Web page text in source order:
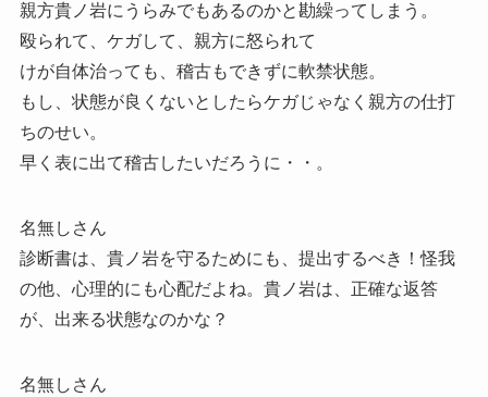
親方貴ノ岩にうらみでもあるのかと勘繰ってしまう。
殴られて、ケガして、親方に怒られて
けが自体治っても、稽古もできずに軟禁状態。
もし、状態が良くないとしたらケガじゃなく親方の仕打
ちのせい。
早く表に出て稽古したいだろうに・・。
名無しさん
診断書は、貴ノ岩を守るためにも、提出するべき！怪我
の他、心理的にも心配だよね。貴ノ岩は、正確な返答
が、出来る状態なのかな？
名無しさん